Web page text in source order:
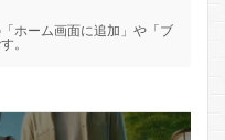
ホーム画面に追加」や「ブ
。